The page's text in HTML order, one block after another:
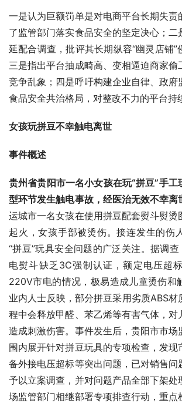
一是认为巨额罚单是对电商平台长期失责
了监管部门落实食品安全的坚定决心；二
延配合调查，批评其长期纵容“幽灵店铺”
三是指出平台抽成畸高、变相逼迫商家偷
竞争乱象；四是呼吁构建企业自律、政府
食品安全共治格局，对整改不力的平台持
女孩玩拼豆不幸触电离世
事件概述
贵州省贵阳市一名小女孩在玩“拼豆”手工
型环节发生触电事故，经医治无效不幸离
运城市一名女孩在使用拼豆配套熨斗熨烫
起火，女孩手部被烫伤。接连发生的伤
“拼豆”玩具安全问题的广泛关注。据调查
电熨斗缺乏3C强制认证，额定电压超
220V市电的情况，极易造成儿童烫伤和
业内人士反映，部分拼豆采用劣质ABS材
程中会释放甲醛、苯乙烯等有害气体，对
造成刺激伤害。事件发生后，贵阳市市场
围内展开针对拼豆玩具的专项检查，发现
备外接电压超标等突出问题，已对销售问
予以立案调查，并对问题产品全部下架处
场监管部门相继部署专项排查行动，重点